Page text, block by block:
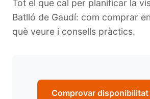
Tot el que cal per planificar la
Batlló de Gaudí: com comprar
què veure i consells pràctics.
Comprovar disponibilitat